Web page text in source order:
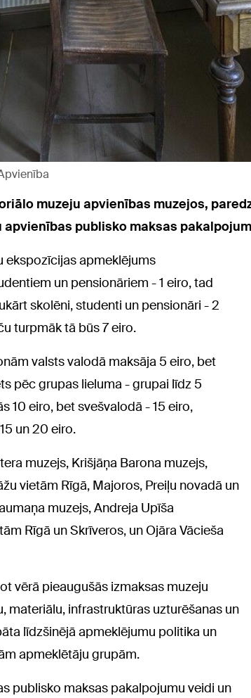
muzeju apvienības muzejos,
publisko maksas
ekspozīcijas apmeklējums
un pensionāriem - 1 eiro, tad
skolēni, studenti un pensionāri - 2
turpmāk tā būs 7 eiro.
valsts valodā maksāja 5 eiro, bet
pēc grupas lieluma - grupai līdz 5
10 eiro, bet svešvalodā - 15 eiro,
un 20 eiro.
muzejs, Krišjāņa Barona muzejs,
vietām Rīgā, Majoros, Preiļu novadā un
muzejs, Andreja Upīša
Rīgā un Skrīveros, un Ojāra Vācieša
vērā pieaugušās izmaksas muzeju
infrastruktūras uzturēšanas un
līdzšinējā apmeklējumu politika un
apmeklētāju grupām.
publisko maksas pakalpojumu veidi un